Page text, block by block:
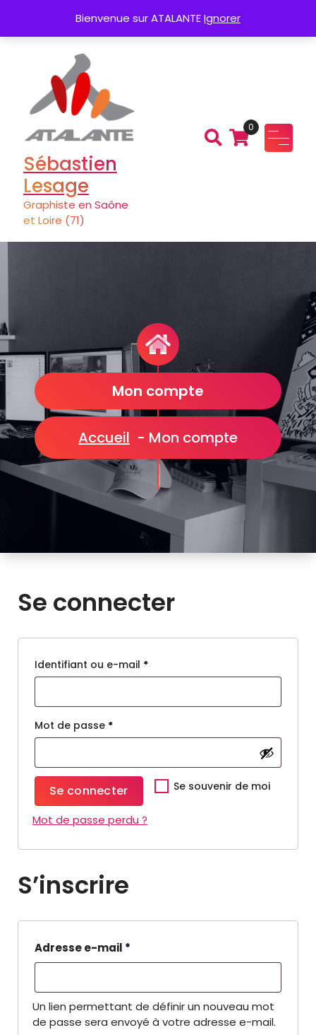
Bienvenue sur ATALANTEIgnorer
contenu
Création de Logo Charte graphique
Sébastien
Lesage
Graphiste en Saône
et Loire (71)
0
Mon compte
Accueil - Mon compte
Se connecter
Identifiant ou e-mail *O
l
Mot de passe *O
l
i
g
a
i
e
Se souvenir de moi
Se connecter
Mot de passe perdu ?
S’inscrire
Adresse e-mail *
l
i
Un lien permettant de définir un nouveau mot
de passe sera envoyé à votre adresse e-mail.